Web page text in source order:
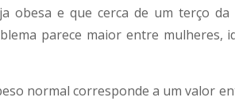
obesa e que cerca de um terço
parece maior entre mulheres,
normal corresponde a um valor